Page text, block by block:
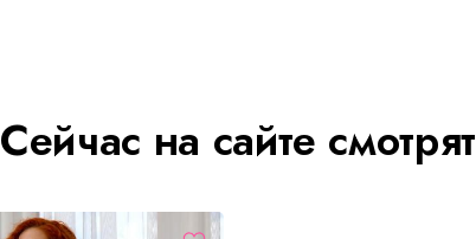
Сейчас на сайте смотрят